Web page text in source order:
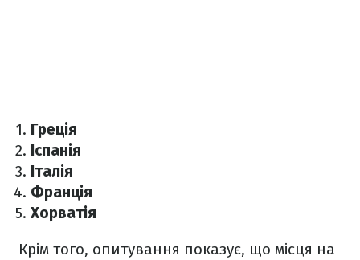
Греція
Іспанія
Італія
Франція
Хорватія
Крім того, опитування показує, що місця на